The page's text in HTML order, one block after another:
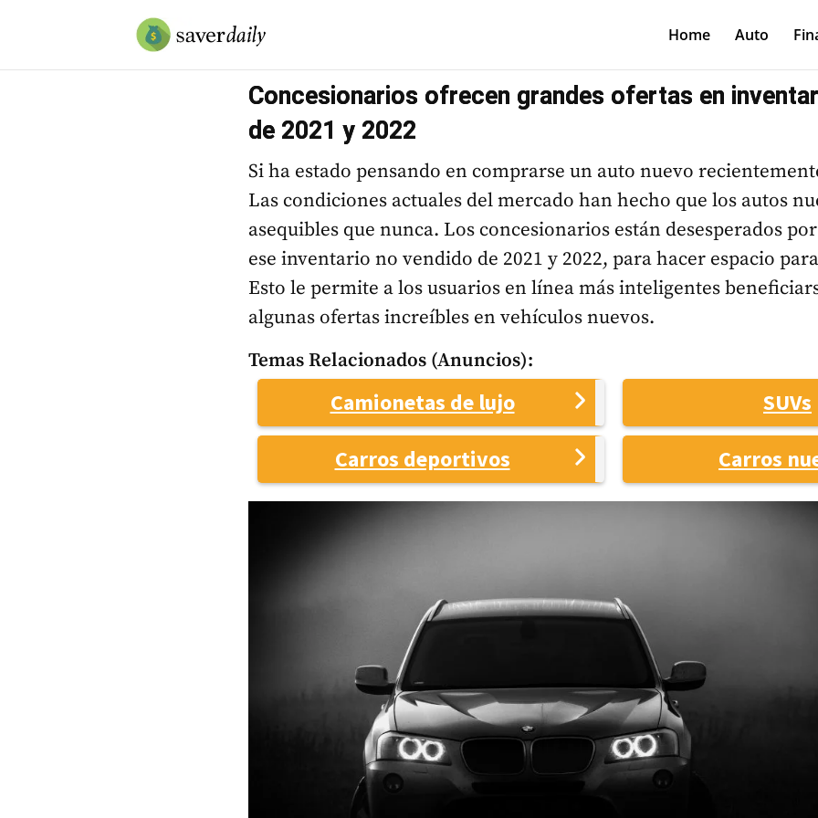
Home Auto
Concesionarios ofrecen grandes ofertas en
de 2021 y 2022
Si ha estado pensando en comprarse un auto nuevo
Las condiciones actuales del mercado han hecho que los autos
asequibles que nunca. Los concesionarios están desesperados
ese inventario no vendido de 2021 y 2022, para hacer espacio
Esto le permite a los usuarios en línea más inteligentes
algunas ofertas increíbles en vehículos nuevos.
Temas Relacionados (Anuncios):
Camionetas de lujo
SUVs
Carros deportivos
Carros